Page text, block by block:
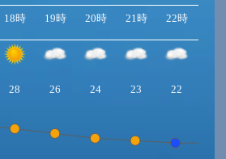
18時 19時 20時 21時 22時
28 26 24 23 22